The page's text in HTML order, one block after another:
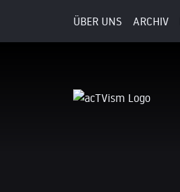
ÜBER UNS ARCHIV